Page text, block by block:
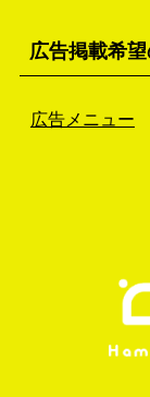
広告掲載希
広告メニュー